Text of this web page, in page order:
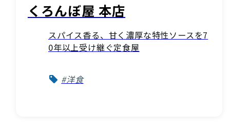
くろんぼ屋 本店
スパイス香る、甘く濃厚な特性ソースを7
0年以上受け継ぐ定食屋
#洋食